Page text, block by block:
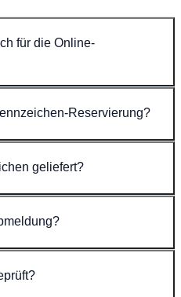
für die Online-
Reservierung?
geliefert?